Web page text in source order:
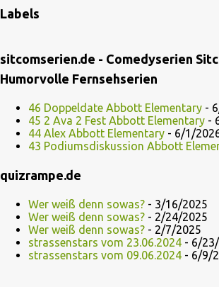
Labels
sitcomserien.de - Comedyserien
Humorvolle Fernsehserien
46 Doppeldate Abbott Elementary -
45 2 Ava 2 Fest Abbott Elementary -
44 Alex Abbott Elementary - 6/1/
43 Podiumsdiskussion Abbott
quizrampe.de
Wer weiß denn sowas? - 3/16/2025
Wer weiß denn sowas? - 2/24/2025
Wer weiß denn sowas? - 2/7/2025
strassenstars vom 23.06.2024 - 6/
strassenstars vom 09.06.2024 - 6/9/